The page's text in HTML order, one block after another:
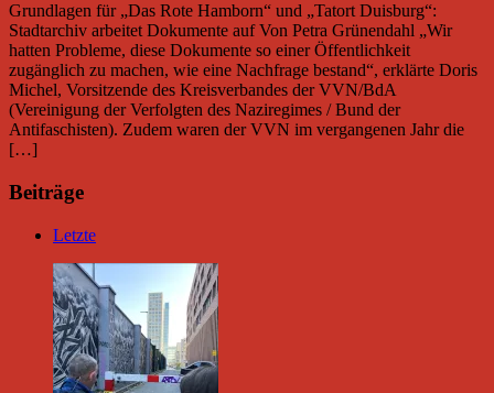
Grundlagen für „Das Rote Hamborn“ und „Tatort Duisburg“:
Stadtarchiv arbeitet Dokumente auf Von Petra Grünendahl „Wir
hatten Probleme, diese Dokumente so einer Öffentlichkeit
zugänglich zu machen, wie eine Nachfrage bestand“, erklärte Doris
Michel, Vorsitzende des Kreisverbandes der VVN/BdA
(Vereinigung der Verfolgten des Naziregimes / Bund der
Antifaschisten). Zudem waren der VVN im vergangenen Jahr die
[…]
Beiträge
Letzte